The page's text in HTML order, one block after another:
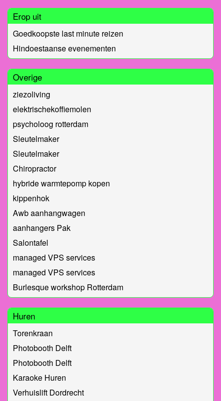
Erop uit
Goedkoopste last minute reizen
Hindoestaanse evenementen
Overige
ziezoliving
elektrischekoffiemolen
psycholoog rotterdam
Sleutelmaker
Sleutelmaker
Chiropractor
hybride warmtepomp kopen
kippenhok
Awb aanhangwagen
aanhangers Pak
Salontafel
managed VPS services
managed VPS services
Burlesque workshop Rotterdam
Huren
Torenkraan
Photobooth Delft
Photobooth Delft
Karaoke Huren
Verhuislift Dordrecht